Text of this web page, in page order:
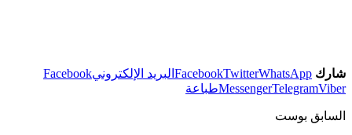
شارك FacebookTwitterWhatsApp البريد الإلكترونيFacebook
MessengerTelegramViber طباعة
السابق بوست